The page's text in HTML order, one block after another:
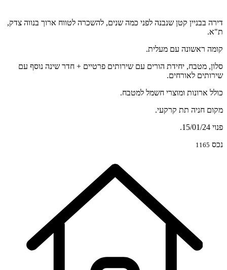
דירה בבניין קטן שנבנה לפני כמה שנים, להשכרה לטווח ארוך בנווה צדק,
ת"א.
קומה ראשונה עם מעלית.
סלון, מטבח, יחידת הורים עם שירותים פרטיים + חדר שינה נוסף עם
שירותים לאורחים.
כולל ארונות ומוצרי חשמל למטבח.
מקום חניה תת קרקעי.
פנוי 15/01/24.
נכס 1165